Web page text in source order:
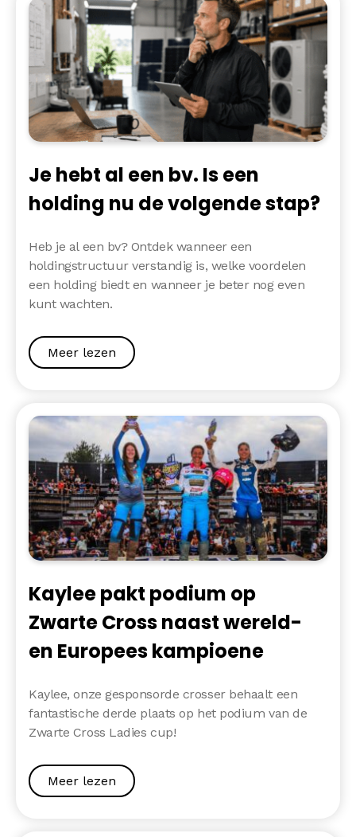
Je hebt al een bv. Is een
holding nu de volgende stap?
Heb je al een bv? Ontdek wanneer een
holdingstructuur verstandig is, welke voordelen
een holding biedt en wanneer je beter nog even
kunt wachten.
Meer lezen
Kaylee pakt podium op
Zwarte Cross naast wereld-
en Europees kampioene
Kaylee, onze gesponsorde crosser behaalt een
fantastische derde plaats op het podium van de
Zwarte Cross Ladies cup!
Meer lezen